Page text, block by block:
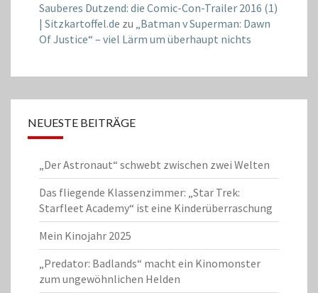
Sauberes Dutzend: die Comic-Con-Trailer 2016 (1)
| Sitzkartoffel.de zu „Batman v Superman: Dawn
Of Justice“ – viel Lärm um überhaupt nichts
NEUESTE BEITRÄGE
„Der Astronaut“ schwebt zwischen zwei Welten
Das fliegende Klassenzimmer: „Star Trek:
Starfleet Academy“ ist eine Kinderüberraschung
Mein Kinojahr 2025
„Predator: Badlands“ macht ein Kinomonster
zum ungewöhnlichen Helden